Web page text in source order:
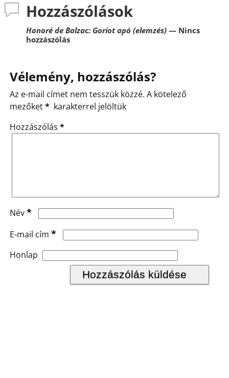
Hozzászólások
Honoré de Balzac: Goriot apó (elemzés)— Nincs
hozzászólás
Vélemény, hozzászólás?
Az e-mail címet nem tesszük közzé. A kötelező
mezőket* karakterrel jelöltük
Hozzászólás *
Név*
E-mail cím *
Honlap